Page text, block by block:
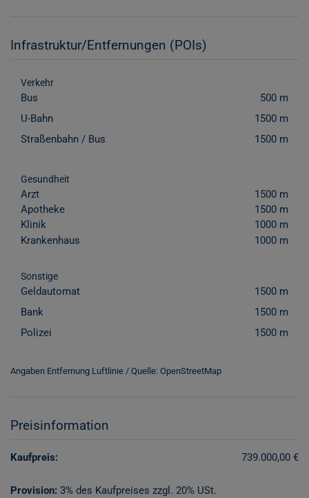
Infrastruktur/Entfernungen (POIs)
Verkehr
Bus
500 m
U-Bahn
1500 m
Straßenbahn / Bus
1500 m
Gesundheit
Arzt
1500 m
Apotheke
1500 m
Klinik
1000 m
Krankenhaus
1000 m
Sonstige
Geldautomat
1500 m
Bank
1500 m
Polizei
1500 m
Angaben Entfernung Luftlinie / Quelle: OpenStreetMap
Preisinformation
Kaufpreis: 739.000,00 €
Provision: 3% des Kaufpreises zzgl. 20% USt.